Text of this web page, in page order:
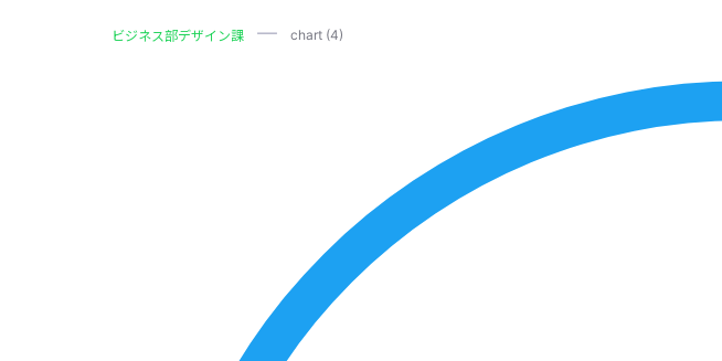
ビジネス部デザイン課 chart (4)